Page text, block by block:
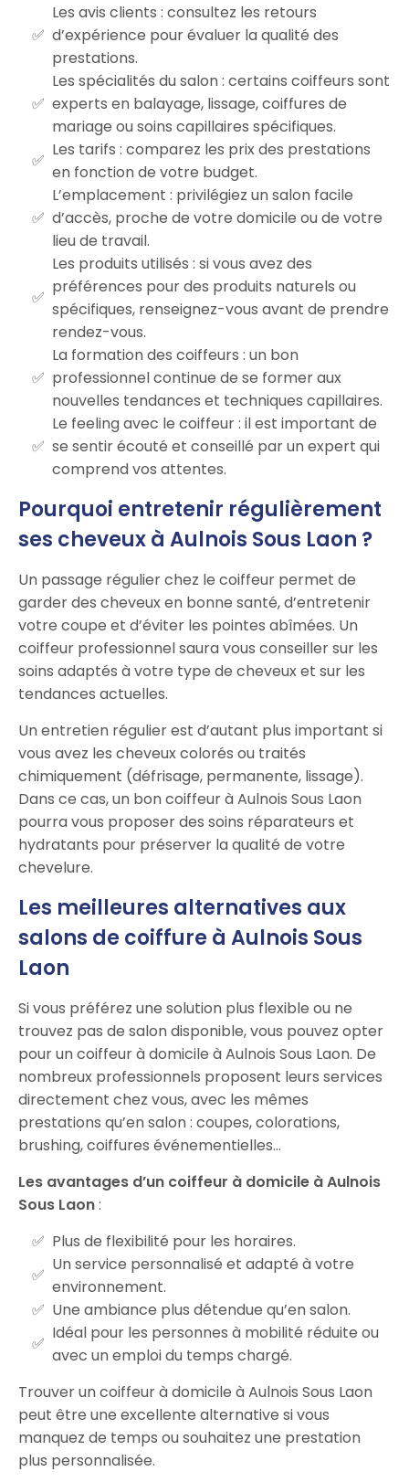
Les avis clients : consultez les retours
d’expérience pour évaluer la qualité des
prestations.
Les spécialités du salon : certains coiffeurs sont
experts en balayage, lissage, coiffures de
mariage ou soins capillaires spécifiques.
Les tarifs : comparez les prix des prestations
en fonction de votre budget.
L’emplacement : privilégiez un salon facile
d’accès, proche de votre domicile ou de votre
lieu de travail.
Les produits utilisés : si vous avez des
préférences pour des produits naturels ou
spécifiques, renseignez-vous avant de prendre
rendez-vous.
La formation des coiffeurs : un bon
professionnel continue de se former aux
nouvelles tendances et techniques capillaires.
Le feeling avec le coiffeur : il est important de
se sentir écouté et conseillé par un expert qui
comprend vos attentes.
Pourquoi entretenir régulièrement
ses cheveux à Aulnois Sous Laon ?
Un passage régulier chez le coiffeur permet de
garder des cheveux en bonne santé, d’entretenir
votre coupe et d’éviter les pointes abîmées. Un
coiffeur professionnel saura vous conseiller sur les
soins adaptés à votre type de cheveux et sur les
tendances actuelles.
Un entretien régulier est d’autant plus important si
vous avez les cheveux colorés ou traités
chimiquement (défrisage, permanente, lissage).
Dans ce cas, un bon coiffeur à Aulnois Sous Laon
pourra vous proposer des soins réparateurs et
hydratants pour préserver la qualité de votre
chevelure.
Les meilleures alternatives aux
salons de coiffure à Aulnois Sous
Laon
Si vous préférez une solution plus flexible ou ne
trouvez pas de salon disponible, vous pouvez opter
pour un coiffeur à domicile à Aulnois Sous Laon. De
nombreux professionnels proposent leurs services
directement chez vous, avec les mêmes
prestations qu’en salon : coupes, colorations,
brushing, coiffures événementielles…
Les avantages d’un coiffeur à domicile à Aulnois
Sous Laon:
Plus de flexibilité pour les horaires.
Un service personnalisé et adapté à votre
environnement.
Une ambiance plus détendue qu’en salon.
Idéal pour les personnes à mobilité réduite ou
avec un emploi du temps chargé.
Trouver un coiffeur à domicile à Aulnois Sous Laon
peut être une excellente alternative si vous
manquez de temps ou souhaitez une prestation
plus personnalisée.